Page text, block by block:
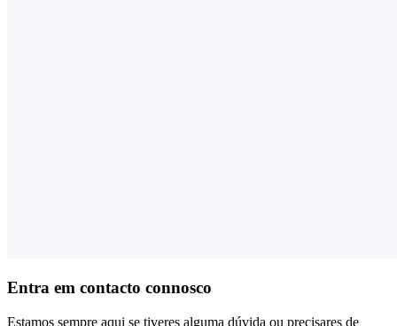
Entra em contacto connosco
Estamos sempre aqui se tiveres alguma dúvida ou precisares de